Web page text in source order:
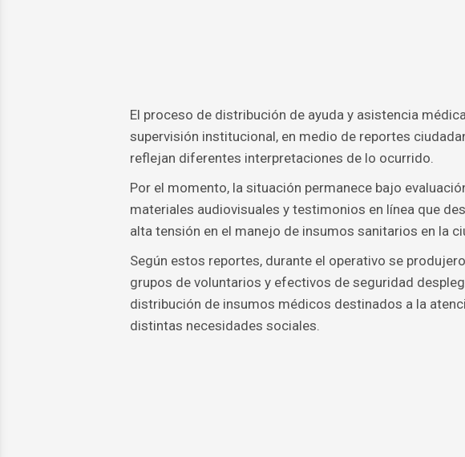
El proceso de distribución de ayuda y asistencia
supervisión institucional, en medio de reportes
reflejan diferentes interpretaciones de lo ocurrido.
Por el momento, la situación permanece bajo
materiales audiovisuales y testimonios en línea que
alta tensión en el manejo de insumos sanitarios en la
Según estos reportes, durante el operativo se
grupos de voluntarios y efectivos de seguridad
distribución de insumos médicos destinados a la
distintas necesidades sociales.